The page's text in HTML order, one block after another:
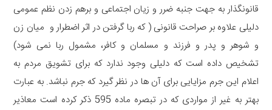
قانونگذار به جهت جنبه ضرر و زیان اجتماعی و برهم زدن نظم عمومی
دلیلی علاوه بر صراحت قانونی ( که ربا گرفتن در اثر اضطرار و میان زن
و شوهر و پدر و فرزند و مسلمان و کافر، مشمول ربا نمی شود)
تشخیص داده است که دلیلی وجود ندارد که برای تشویق مردم به
اعلام این جرم مزایایی برای آن ها در نظر گیرد که جرم نباشد. به عبارت
بهتر به غیر از مواردی که در تبصره ماده 595 ذکر کرده است معاذیر